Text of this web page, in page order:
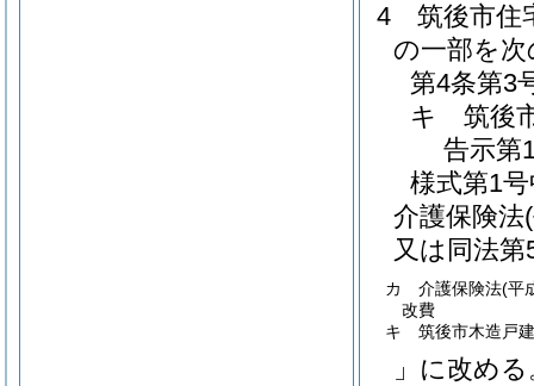
4
筑後市住
の一部を
第4条第3
キ
筑後
告示第
様式第1
介護保険法
又は同法
カ 介護保険法(平
改費
キ 筑後市木造戸
」に改め